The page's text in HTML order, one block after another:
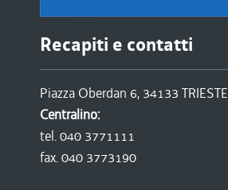
Recapiti e contatti
Piazza Oberdan 6, 34133 TRIESTE
Centralino:
tel. 040 3771111
fax. 040 3773190